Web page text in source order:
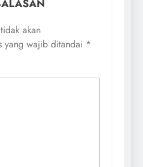
akan
yang wajib ditandai *